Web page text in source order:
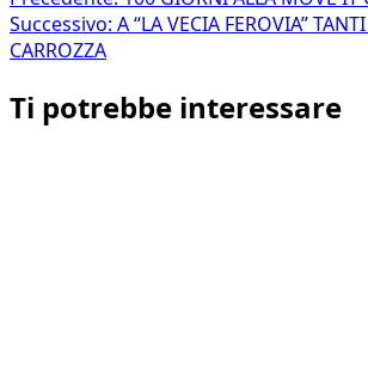
articolo
Successivo: A “LA VECIA FEROVIA”
CARROZZA
Ti potrebbe interessare